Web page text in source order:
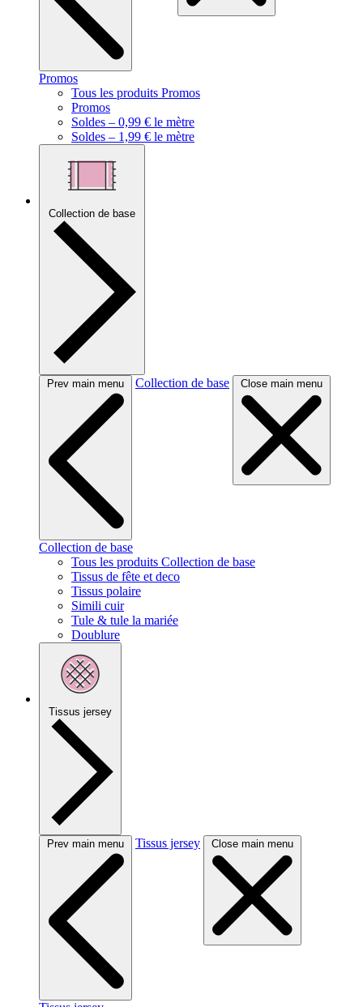
Promos
Tous les produits Promos
Promos
Soldes – 0,99 € le mètre
Soldes – 1,99 € le mètre
Collection de base
Prev main menu Collection de base Close main menu
Collection de base
Tous les produits Collection de base
Tissus de fête et deco
Tissus polaire
Simili cuir
Tule & tule la mariée
Doublure
Tissus jersey
Prev main menu Tissus jersey Close main menu